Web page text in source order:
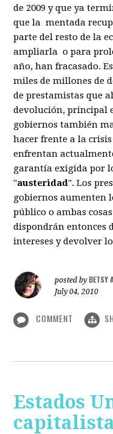
de 2009 y que ya
que la mentada
parte del resto de la
ampliarla o para
año, han fracasado.
miles de millones de
de prestamistas que
devolución, principal
gobiernos también
hacer frente a la crisis
enfrentan
garantía exigida por
"austeridad". Los
gobiernos aumenten
público o ambas
dispondrán entonces
intereses y devolver
posted by BETSY
July 04, 2010
COMMENT
Estados